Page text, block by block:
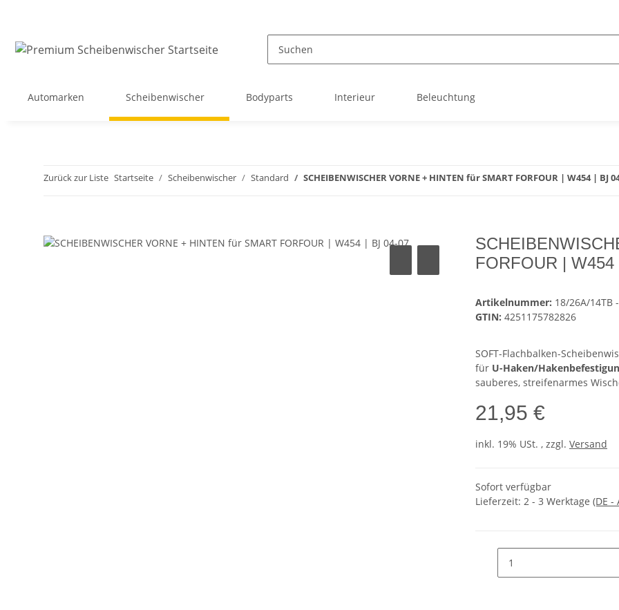
Automarken Scheibenwischer Bodyparts Interieur Beleuchtung
Zurück zur Liste Startseite Scheibenwischer Standard SCHEIBENWISCHER VORNE + HINTEN für SMART FORFOUR | W454 | BJ
FORFOUR |
Artikelnummer: 18/26A/14TB
GTIN: 4251175782826
SOFT-Flachbalken-
für U-Haken/
sauberes, streifenarmes
21,95 €
inkl. 19% USt. , zzgl. Versand
Sofort verfügbar
Lieferzeit: 2 - 3 Werktage (DE